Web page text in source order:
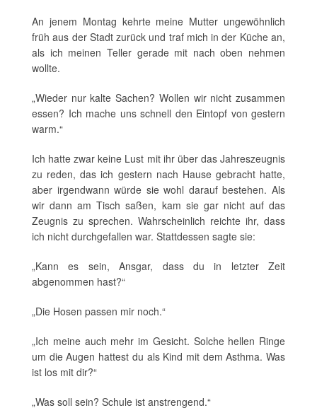
An jenem Montag kehrte meine Mutter ungewöhnlich
früh aus der Stadt zurück und traf mich in der Küche an,
als ich meinen Teller gerade mit nach oben nehmen
wollte.
„Wieder nur kalte Sachen? Wollen wir nicht zusammen
essen? Ich mache uns schnell den Eintopf von gestern
warm.“
Ich hatte zwar keine Lust mit ihr über das Jahreszeugnis
zu reden, das ich gestern nach Hause gebracht hatte,
aber irgendwann würde sie wohl darauf bestehen. Als
wir dann am Tisch saßen, kam sie gar nicht auf das
Zeugnis zu sprechen. Wahrscheinlich reichte ihr, dass
ich nicht durchgefallen war. Stattdessen sagte sie:
„Kann es sein, Ansgar, dass du in letzter Zeit
abgenommen hast?“
„Die Hosen passen mir noch.“
„Ich meine auch mehr im Gesicht. Solche hellen Ringe
um die Augen hattest du als Kind mit dem Asthma. Was
ist los mit dir?“
„Was soll sein? Schule ist anstrengend.“